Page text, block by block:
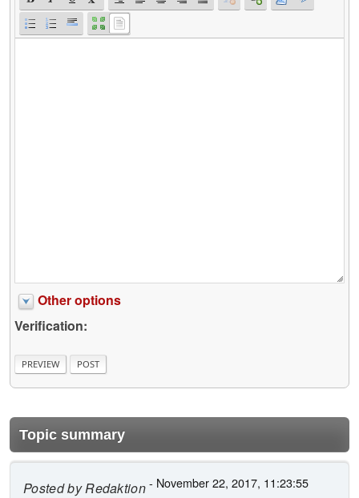
Other options
Verification:
Topic summary
Posted byRedaktion- November 22, 2017, 11:23:55